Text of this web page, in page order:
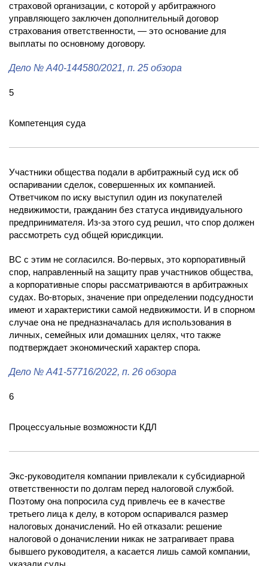
страховой организации, с которой у арбитражного
управляющего заключен дополнительный договор
страхования ответственности, — это основание для
выплаты по основному договору.
Дело № А40-144580/2021, п. 25 обзора
5
Компетенция суда
Участники общества подали в арбитражный суд иск об
оспаривании сделок, совершенных их компанией.
Ответчиком по иску выступил один из покупателей
недвижимости, гражданин без статуса индивидуального
предпринимателя. Из-за этого суд решил, что спор должен
рассмотреть суд общей юрисдикции.
ВС с этим не согласился. Во-первых, это корпоративный
спор, направленный на защиту прав участников общества,
а корпоративные споры рассматриваются в арбитражных
судах. Во-вторых, значение при определении подсудности
имеют и характеристики самой недвижимости. И в спорном
случае она не предназначалась для использования в
личных, семейных или домашних целях, что также
подтверждает экономический характер спора.
Дело № А41-57716/2022, п. 26 обзора
6
Процессуальные возможности КДЛ
Экс-руководителя компании привлекали к субсидиарной
ответственности по долгам перед налоговой службой.
Поэтому она попросила суд привлечь ее в качестве
третьего лица к делу, в котором оспаривался размер
налоговых доначислений. Но ей отказали: решение
налоговой о доначислении никак не затрагивает права
бывшего руководителя, а касается лишь самой компании,
указали суды.